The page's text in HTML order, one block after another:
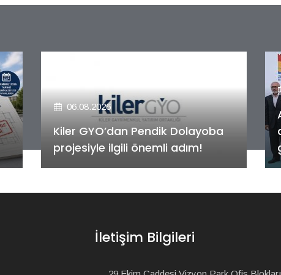
06.08.2026
Alya Merkezefendi Konutları'nın
anahtar teslim töreni
gerçekleştirildi!
İletişim Bilgileri